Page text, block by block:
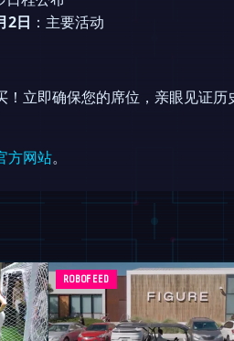
2日 ：主要活动
立即确保您的席位，亲眼见证历
方网站。
ROBOFEED